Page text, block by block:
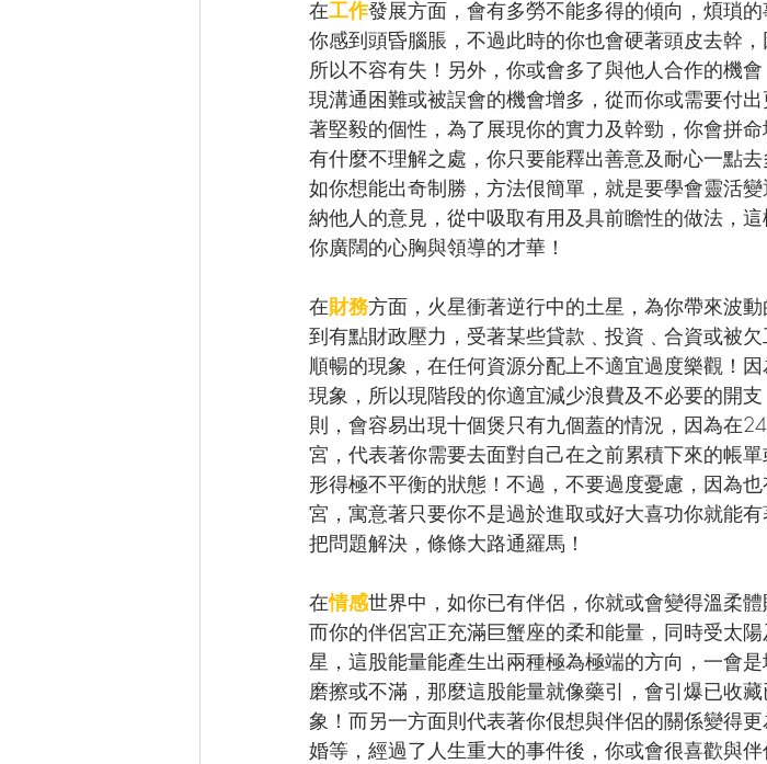
在工作發展方面，會有多勞不能多得的傾向，煩瑣
你感到頭昏腦脹，不過此時的你也會硬著頭皮去幹
所以不容有失！另外，你或會多了與他人合作的機
現溝通困難或被誤會的機會增多，從而你或需要付
著堅毅的個性，為了展現你的實力及幹勁，你會拼
有什麼不理解之處，你只要能釋出善意及耐心一點
如你想能出奇制勝，方法佷簡單，就是要學會靈活
納他人的意見，從中吸取有用及具前瞻性的做法，
你廣闊的心胸與領導的才華！
在財務方面，火星衝著逆行中的土星，為你帶來波
到有點財政壓力，受著某些貸款﹑投資﹑合資或被
順暢的現象，在任何資源分配上不適宜過度樂觀！
現象，所以現階段的你適宜減少浪費及不必要的開
則，會容易出現十個煲只有九個蓋的情況，因為在
宮，代表著你需要去面對自己在之前累積下來的帳
形得極不平衡的狀態！不過，不要過度憂慮，因為
宮，寓意著只要你不是過於進取或好大喜功你就能
把問題解決，條條大路通羅馬！
在情感世界中，如你已有伴侶，你就或會變得溫柔
而你的伴侶宮正充滿巨蟹座的柔和能量，同時受太
星，這股能量能產生出兩種極為極端的方向，一會
磨擦或不滿，那麼這股能量就像藥引，會引爆已收
象！而另一方面則代表著你佷想與伴侶的關係變得
婚等，經過了人生重大的事件後，你或會很喜歡與